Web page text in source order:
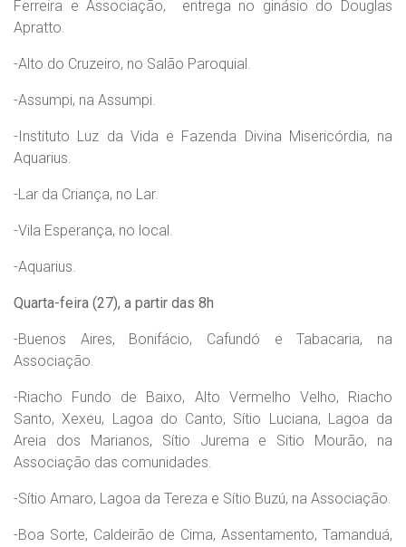
Ferreira e Associação, entrega no ginásio do Douglas
Apratto.
-Alto do Cruzeiro, no Salão Paroquial.
-Assumpi, na Assumpi.
-Instituto Luz da Vida e Fazenda Divina Misericórdia, na
Aquarius.
-Lar da Criança, no Lar.
-Vila Esperança, no local.
-Aquarius.
Quarta-feira (27), a partir das 8h
-Buenos Aires, Bonifácio, Cafundó e Tabacaria, na
Associação.
-Riacho Fundo de Baixo, Alto Vermelho Velho, Riacho
Santo, Xexeu, Lagoa do Canto, Sítio Luciana, Lagoa da
Areia dos Marianos, Sítio Jurema e Sitio Mourão, na
Associação das comunidades.
-Sítio Amaro, Lagoa da Tereza e Sítio Buzú, na Associação.
-Boa Sorte, Caldeirão de Cima, Assentamento, Tamanduá,